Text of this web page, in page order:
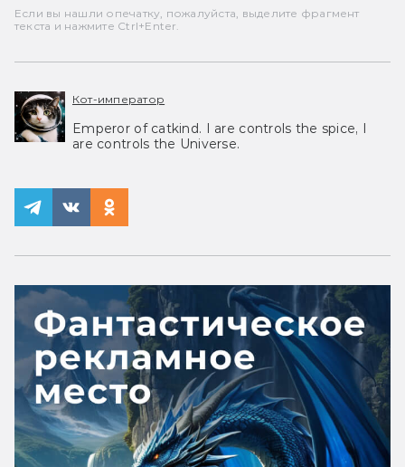
Если вы нашли опечатку, пожалуйста, выделите фрагмент
текста и нажмите Ctrl+Enter.
Кот-император
Emperor of catkind. I are controls the spice, I
are controls the Universe.